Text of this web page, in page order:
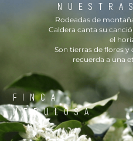
Rodeadas de
Caldera canta su
el
Son tierras de flores
recuerda a una
FINCA
NEBULOSA